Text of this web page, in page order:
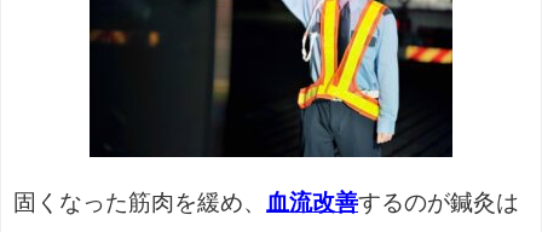
固くなった筋肉を緩め、 血流改善するのが鍼灸は